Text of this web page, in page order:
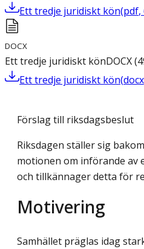
Ett tredje juridiskt kön(pdf,
DOCX
Ett tredje juridiskt könDOCX(
Ett tredje juridiskt kön(docx
Förslag till riksdagsbeslut
Riksdagen ställer sig
motionen om införande av
och tillkännager detta för
Motivering
Samhället präglas idag